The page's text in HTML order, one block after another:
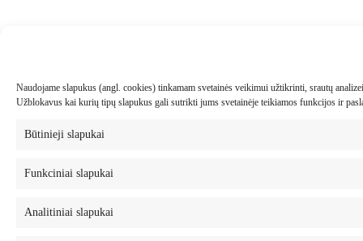
Naudojame slapukus (angl. cookies) tinkamam svetainės veikimui užtikrinti, srautų
Užblokavus kai kurių tipų slapukus gali sutrikti jums svetainėje teikiamos funkcijos ir
Būtinieji slapukai
Funkciniai slapukai
Analitiniai slapukai